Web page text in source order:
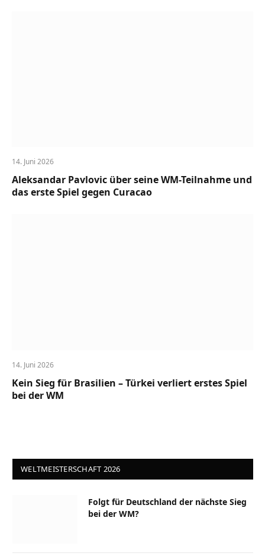
14. Juni 2026
Aleksandar Pavlovic über seine WM-Teilnahme und
das erste Spiel gegen Curacao
14. Juni 2026
Kein Sieg für Brasilien – Türkei verliert erstes Spiel
bei der WM
WELTMEISTERSCHAFT 2026
Folgt für Deutschland der nächste Sieg
bei der WM?